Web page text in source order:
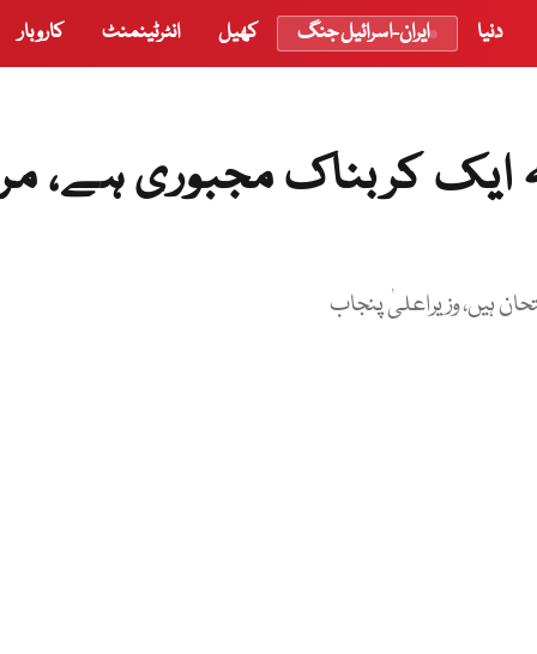
دنیا ایران-اسرائیل جنگ کھیل انٹرٹینمنٹ کاروبار
ایک کربناک مجبوری ہے،